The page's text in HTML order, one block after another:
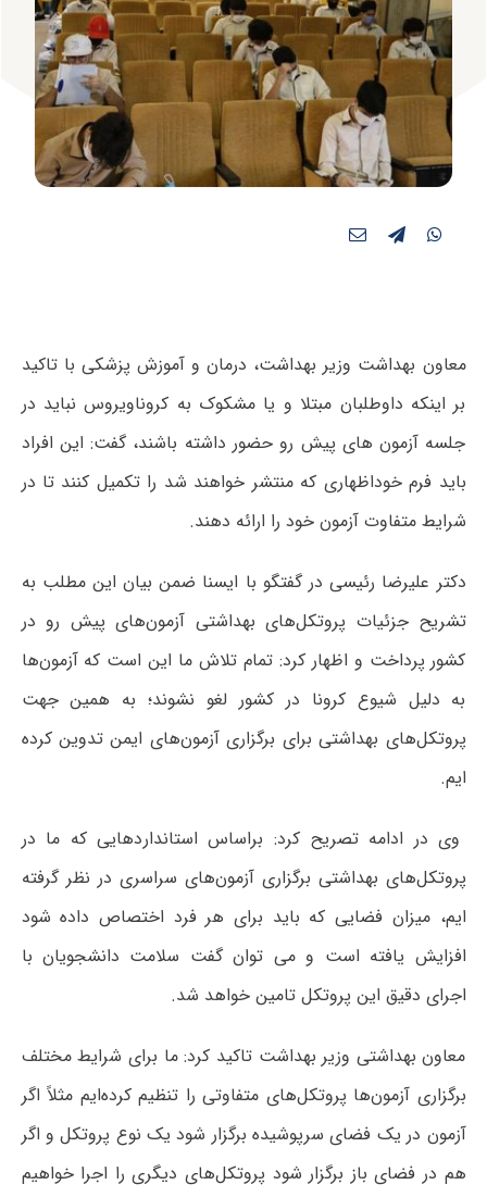
معاون بهداشت وزیر بهداشت، درمان و آموزش پزشکی با تاکید
بر اینکه داوطلبان مبتلا و یا مشکوک به کروناویروس نباید در
جلسه آزمون های پیش رو حضور داشته باشند، گفت: این افراد
باید فرم خوداظهاری که منتشر خواهند شد را تکمیل کنند تا در
شرایط متفاوت آزمون خود را ارائه دهند.
دکتر علیرضا رئیسی در گفتگو با ایسنا ضمن بیان این مطلب به
تشریح جزئیات پروتکل‌های بهداشتی آزمون‌های پیش رو در
کشور پرداخت و اظهار کرد: تمام تلاش ما این است که آزمون‌ها
به دلیل شیوع کرونا در کشور لغو نشوند؛ به همین جهت
پروتکل‌های بهداشتی برای برگزاری آزمون‌های ایمن تدوین کرده
ایم.
وی در ادامه تصریح کرد: براساس استانداردهایی که ما در
پروتکل‌های بهداشتی برگزاری آزمون‌های سراسری در نظر گرفته
ایم، میزان فضایی که باید برای هر فرد اختصاص داده شود
افزایش یافته است و می توان گفت سلامت دانشجویان با
اجرای دقیق این پروتکل تامین خواهد شد.
معاون بهداشتی وزیر بهداشت تاکید کرد: ما برای شرایط مختلف
برگزاری آزمون‌ها پروتکل‌های متفاوتی را تنظیم کرده‌ایم مثلاً اگر
آزمون در یک فضای سرپوشیده برگزار شود یک نوع پروتکل و اگر
هم در فضای باز برگزار شود پروتکل‌های دیگری را اجرا خواهیم